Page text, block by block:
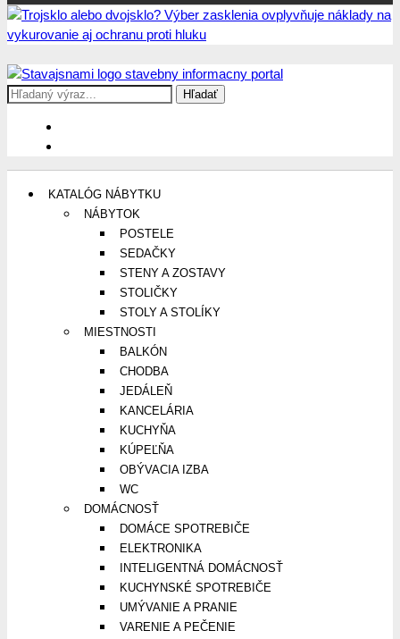
Stavajsnami.sk
Stavebníctvo, stavby, byty, domy a všetko o nich
Search
KATALÓG NÁBYTKU
NÁBYTOK
POSTELE
SEDAČKY
STENY A ZOSTAVY
STOLIČKY
STOLY A STOLÍKY
MIESTNOSTI
BALKÓN
CHODBA
JEDÁLEŇ
KANCELÁRIA
KUCHYŇA
KÚPEĽŇA
OBÝVACIA IZBA
WC
DOMÁCNOSŤ
DOMÁCE SPOTREBIČE
ELEKTRONIKA
INTELIGENTNÁ DOMÁCNOSŤ
KUCHYNSKÉ SPOTREBIČE
UMÝVANIE A PRANIE
VARENIE A PEČENIE